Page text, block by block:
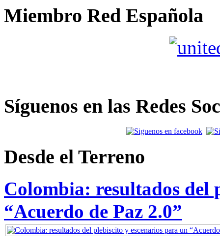
Miembro Red Española
Síguenos en las Redes
Desde el Terreno
Colombia: resultados del
“Acuerdo de Paz 2.0”